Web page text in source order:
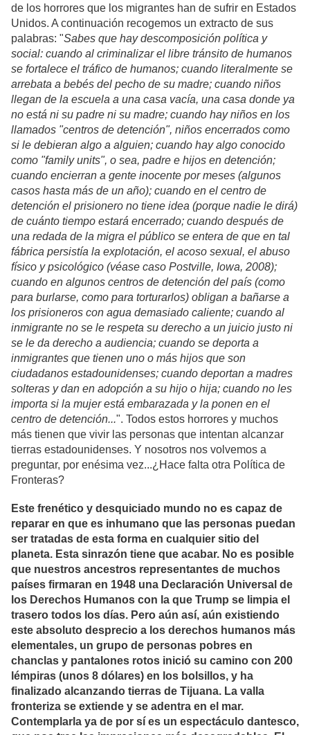
de los horrores que los migrantes han de sufrir en Estados
Unidos. A continuación recogemos un extracto de sus
palabras: "Sabes que hay descomposición política y
social: cuando al criminalizar el libre tránsito de humanos
se fortalece el tráfico de humanos; cuando literalmente se
arrebata a bebés del pecho de su madre; cuando niños
llegan de la escuela a una casa vacía, una casa donde ya
no está ni su padre ni su madre; cuando hay niños en los
llamados "centros de detención", niños encerrados como
si le debieran algo a alguien; cuando hay algo conocido
como "family units", o sea, padre e hijos en detención;
cuando encierran a gente inocente por meses (algunos
casos hasta más de un año); cuando en el centro de
detención el prisionero no tiene idea (porque nadie le dirá)
de cuánto tiempo estará encerrado; cuando después de
una redada de la migra el público se entera de que en tal
fábrica persistía la explotación, el acoso sexual, el abuso
físico y psicológico (véase caso Postville, Iowa, 2008);
cuando en algunos centros de detención del país (como
para burlarse, como para torturarlos) obligan a bañarse a
los prisioneros con agua demasiado caliente; cuando al
inmigrante no se le respeta su derecho a un juicio justo ni
se le da derecho a audiencia; cuando se deporta a
inmigrantes que tienen uno o más hijos que son
ciudadanos estadounidenses; cuando deportan a madres
solteras y dan en adopción a su hijo o hija; cuando no les
importa si la mujer está embarazada y la ponen en el
centro de detención...". Todos estos horrores y muchos
más tienen que vivir las personas que intentan alcanzar
tierras estadounidenses. Y nosotros nos volvemos a
preguntar, por enésima vez...¿Hace falta otra Política de
Fronteras?
Este frenético y desquiciado mundo no es capaz de
reparar en que es inhumano que las personas puedan
ser tratadas de esta forma en cualquier sitio del
planeta. Esta sinrazón tiene que acabar. No es posible
que nuestros ancestros representantes de muchos
países firmaran en 1948 una Declaración Universal de
los Derechos Humanos con la que Trump se limpia el
trasero todos los días. Pero aún así, aún existiendo
este absoluto desprecio a los derechos humanos más
elementales, un grupo de personas pobres en
chanclas y pantalones rotos inició su camino con 200
lémpiras (unos 8 dólares) en los bolsillos, y ha
finalizado alcanzando tierras de Tijuana. La valla
fronteriza se extiende y se adentra en el mar.
Contemplarla ya de por sí es un espectáculo dantesco,